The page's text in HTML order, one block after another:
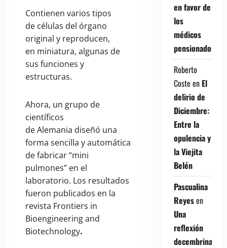
Contienen varios tipos
de células del órgano
original y reproducen,
en miniatura, algunas de
sus funciones y
estructuras.
Ahora, un grupo de
científicos
de Alemania diseñó una
forma sencilla y automática
de fabricar “mini
pulmones” en el
laboratorio. Los resultados
fueron publicados en la
revista Frontiers in
Bioengineering and
Biotechnology.
en favor de
los
médicos
pensionados
Roberto
Coste en El
delirio de
Diciembre:
Entre la
opulencia y
la Viejita
Belén
Pascualina
Reyesen
Una
reflexión
decembrina